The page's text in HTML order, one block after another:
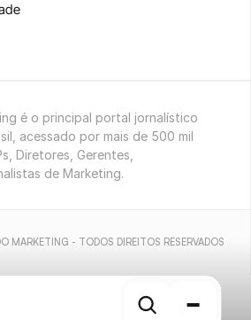
é o principal portal jornalístico
acessado por mais de 500 mil
Diretores, Gerentes,
de Marketing.
MARKETING - TODOS DIREITOS RESERVADOS